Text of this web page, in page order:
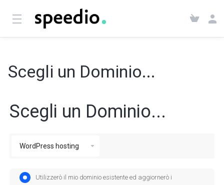
Scegli un Dominio...
Scegli un Dominio...
Utilizzerò il mio dominio esistente ed aggiornerò i